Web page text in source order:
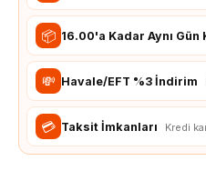
📦 16.00'a Kadar Aynı Gün
💸 Havale/EFT %3 İndirim
💳 Taksit İmkanları Kredi